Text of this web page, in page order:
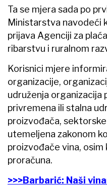
Ta se mjera sada po
Ministarstva navodeći
prijava Agenciji za
ribarstvu i ruralnom
Korisnici mjere
organizacije,
udruženja organizacija
privremena ili stalna
proizvođača,
utemeljena zakonom
proizvođače vina,
proračuna.
>>>Barbarić: Naši